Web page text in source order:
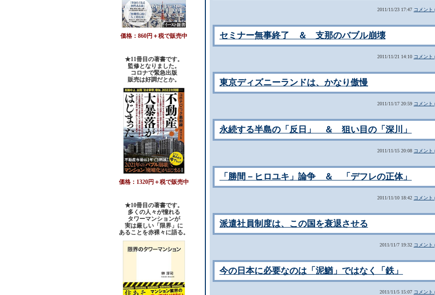
価格：860円＋税で販売中
★11冊目の著書です。
監修となりました。
コロナで緊急出版
販売は好調だとか。
価格：1320円＋税で販売中
★10冊目の著書です。
多くの人々が憧れる
タワーマンションが
実は厳しい「限界」に
あることを赤裸々に語る。
2011/11/23 17:47 コメント
セミナー無事終了 ＆ 支那のバブル崩壊
2011/11/21 14:10 コメント
東京ディズニーランドは、かなり傲慢
2011/11/17 20:59 コメント
永続する半島の「反日」 ＆ 狙い目の「深川」
2011/11/15 20:08 コメント
「勝間－ヒロユキ」論争 ＆ 「デフレの正体」
2011/11/10 18:42 コメント
派遣社員制度は、この国を衰退させる
2011/11/7 19:32 コメント
今の日本に必要なのは「泥鰌」ではなく「鉄」
2011/11/5 15:07 コメント